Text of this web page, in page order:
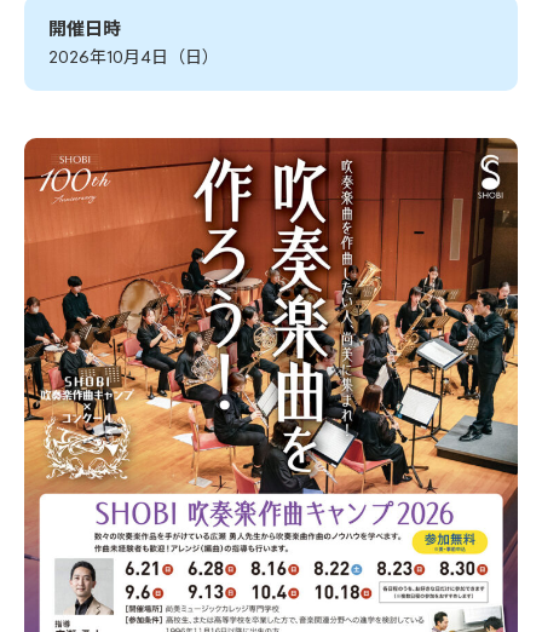
訪問者別
募集学科
募集要項
講師一覧
デビュー・就職
開催日時
2026年10月4日（日）